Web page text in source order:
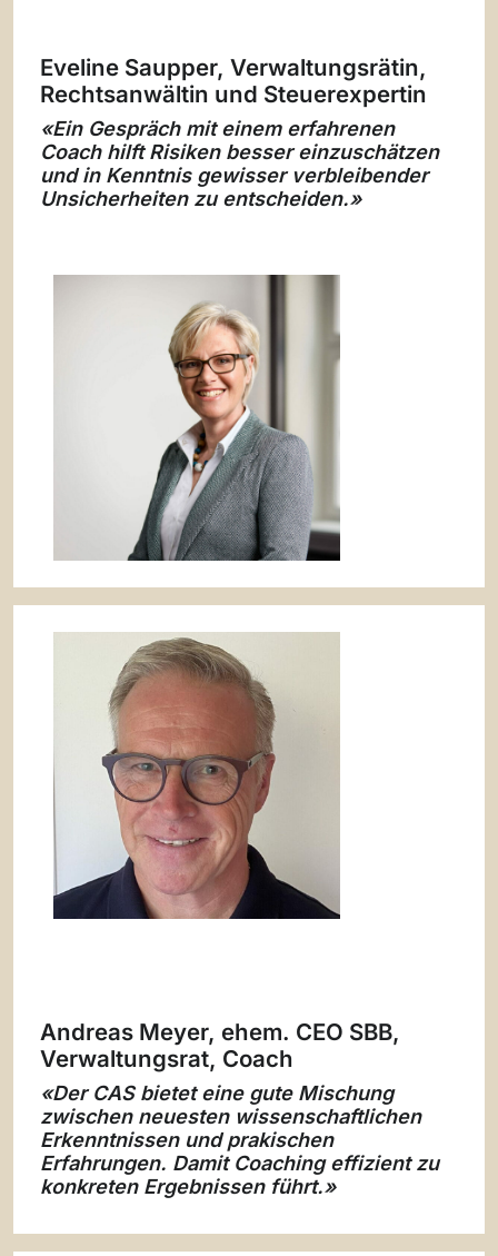
Eveline Saupper, Verwaltungsrätin,
Rechtsanwältin und Steuerexpertin
«Ein Gespräch mit einem erfahrenen
Coach hilft Risiken besser einzuschätzen
und in Kenntnis gewisser verbleibender
Unsicherheiten zu entscheiden.»
Andreas Meyer, ehem. CEO SBB,
Verwaltungsrat, Coach
«Der CAS bietet eine gute Mischung
zwischen neuesten wissenschaftlichen
Erkenntnissen und prakischen
Erfahrungen. Damit Coaching effizient zu
konkreten Ergebnissen führt.»